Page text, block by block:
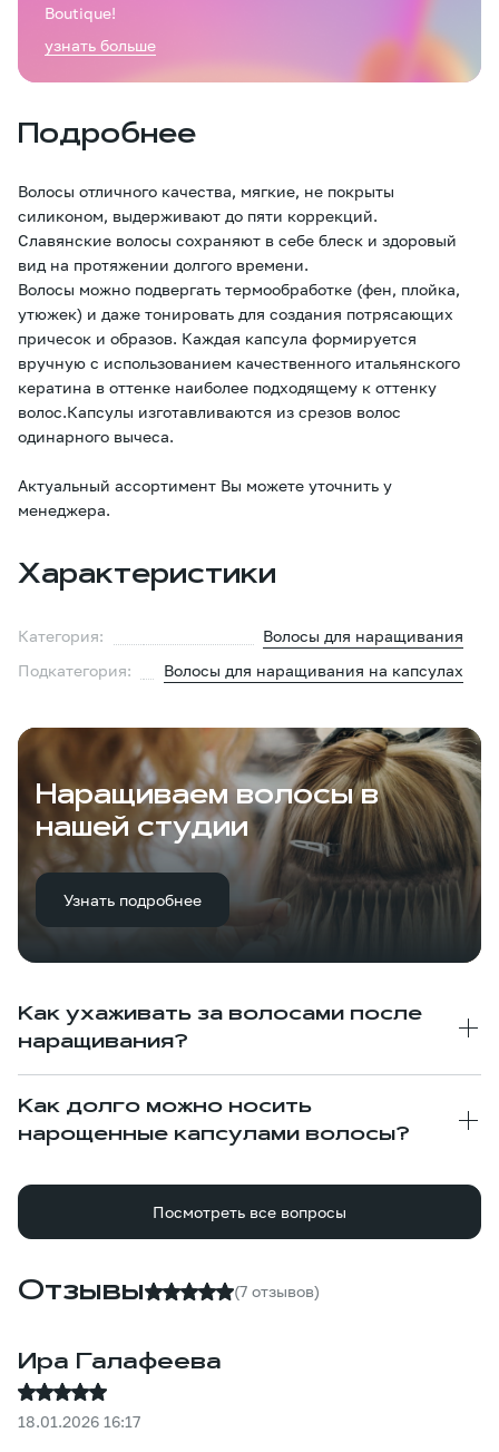
Подробнее
Волосы отличного качества, мягкие, не покрыты
силиконом, выдерживают до пяти коррекций.
Славянские волосы сохраняют в себе блеск и здоровый
вид на протяжении долгого времени.
Волосы можно подвергать термообработке (фен, плойка,
утюжек) и даже тонировать для создания потрясающих
причесок и образов. Каждая капсула формируется
вручную с использованием качественного итальянского
кератина в оттенке наиболее подходящему к оттенку
волос.Капсулы изготавливаются из срезов волос
одинарного вычеса.
Актуальный ассортимент Вы можете уточнить у
менеджера.
Характеристики
Категория:
Волосы для наращивания
Подкатегория:
Волосы для наращивания на капсулах
Boutique!
узнать больше
Наращиваем волосы в
нашей студии
Узнать подробнее
Как ухаживать за волосами после
наращивания?
Как долго можно носить
нарощенные капсулами волосы?
Посмотреть все вопросы
Отзывы (7 отзывов)
Ира Галафеева
18.01.2026 16:17